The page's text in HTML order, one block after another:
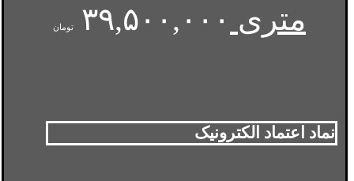
متری ۳۹,۵۰۰,۰۰۰ تومان
نماد اعتماد الکترونیک